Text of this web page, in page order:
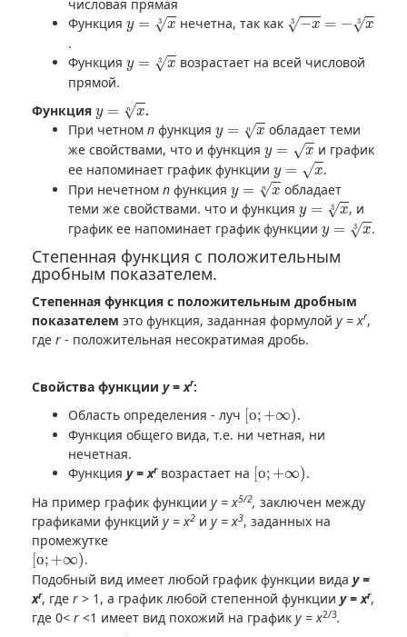
числовая прямая
Функция y = 3
√x
y=x3 нечетна, так как 3
√−x = − 3
√x
−x3=
.
Функция y = 3
√x
3
возрастает на всей числовой
прямой.
Функция y = n
√x.
При четном n функция y = n
√x обладает теми
же свойствами, что и функция y = √x
y=x
и график
ее напоминает график функции y = √x
x
.
При нечетном n функция y = n
√x
y=xn
обладает
теми же свойствами. что и функция y = 3
√x
y=x3
, и
график ее напоминает график функции y = 3
√x
= x3 .
Степенная функция с положительным
дробным показателем.
Степенная функция с положительным дробным
показателем это функция, заданная формулой y = xr,
где r - положительная несократимая дробь.
Свойства функции y = xr:
Область определения - луч [о; +∞)
[ +
.
Функция общего вида, т.е. ни четная, ни
нечетная.
Функция y = xrвозрастает на [о; +∞)
[ +
.
На пример график функции y = x5/2, заключен между
графиками функций y = x2 и y = x3, заданных на
промежутке
[о; +∞)
[о;+∞) .
Подобный вид имеет любой график функции вида y =
xr, где r > 1, а график любой степенной функции y = xr,
где 0< r <1 имеет вид похожий на график y = x2/3.